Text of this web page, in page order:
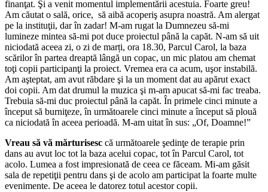
finanţat. Şi a venit momentul implementării acestuia. Foarte greu!
Am căutat o sală, orice, să aibă acoperiş asupra noastră. Am alergat
pe la instituţii, dar în zadar! M-am rugat la Dumnezeu să-mi
lumineze mintea să-mi pot duce proiectul până la capăt. N-am să uit
niciodată aceea zi, o zi de marți, ora 18.30, Parcul Carol, la baza
scărilor în partea dreaptă lângă un copac, un mic platou am chemat
toţi copii participanţi la proiect. Vremea era ca acum, uşor instabilă.
Am aşteptat, am avut răbdare şi la un moment dat au apărut exact
doi copii. Am dat drumul la muzica şi m-am apucat să-mi fac treaba.
Trebuia să-mi duc proiectul până la capăt. În primele cinci minute a
început să burniţeze, în următoarele cinci minute a început să plouă
ca niciodată în aceea perioadă. M-am uitat în sus: „Of, Doamne!”
Vreau să vă mărturisesc că următoarele şedinţe de terapie prin
dans au avut loc tot la baza acelui copac, tot în Parcul Carol, tot
acolo. Lumea a fost impresionată de ceea ce făceam. Mi-am găsit
sala de repetiţii pentru dans şi de acolo am participat la foarte multe
evenimente. De aceea le datorez totul acestor copii.